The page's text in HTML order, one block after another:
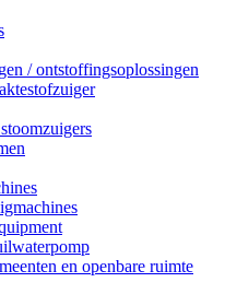
/ ontstoffingsoplossingen
en openbare ruimte